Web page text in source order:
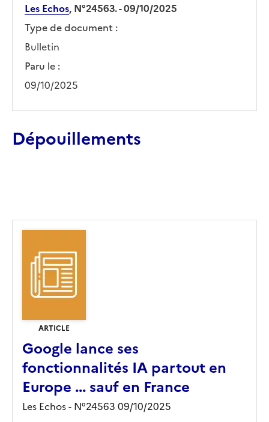
Les Echos, N°24563. - 09/10/2025
Type de document :
Bulletin
Paru le :
09/10/2025
Dépouillements
ARTICLE
Google lance ses
fonctionnalités IA partout en
Europe ... sauf en France
Les Echos - N°24563 09/10/2025